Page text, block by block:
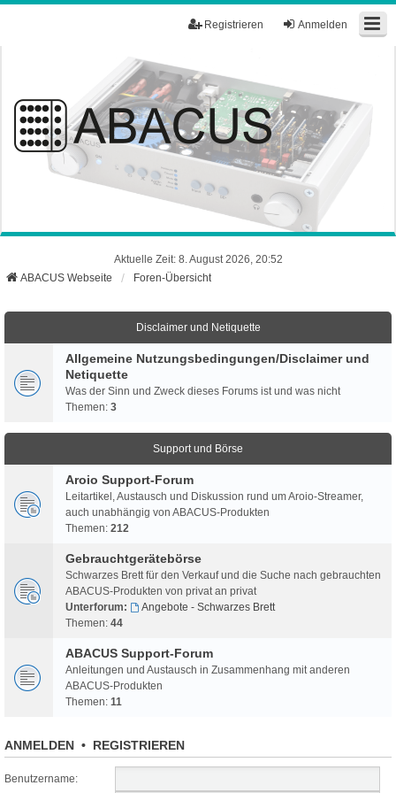
Anmelden
Registrieren
Aktuelle Zeit: 8. August 2026, 20:52
ABACUS Webseite
Foren-Übersicht
Disclaimer und Netiquette
Allgemeine Nutzungsbedingungen/Disclaimer und
Netiquette
Was der Sinn und Zweck dieses Forums ist und was nicht
Themen: 3
Support und Börse
Aroio Support-Forum
Leitartikel, Austausch und Diskussion rund um Aroio-Streamer,
auch unabhängig von ABACUS-Produkten
Themen: 212
Gebrauchtgerätebörse
Schwarzes Brett für den Verkauf und die Suche nach gebrauchten
ABACUS-Produkten von privat an privat
Unterforum:
Angebote - Schwarzes Brett
Themen: 44
ABACUS Support-Forum
Anleitungen und Austausch in Zusammenhang mit anderen
ABACUS-Produkten
Themen: 11
ANMELDEN • REGISTRIEREN
Benutzername: